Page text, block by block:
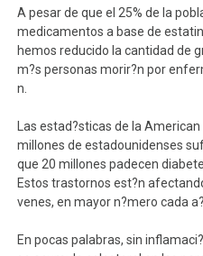
A pesar de que el 25% de la
medicamentos a base de
hemos reducido la cantidad de
m?s personas morir?n por
n.
Las estad?sticas de la
millones de estadounidenses
que 20 millones padecen
Estos trastornos est?n
venes, en mayor n?mero cada
En pocas palabras, sin